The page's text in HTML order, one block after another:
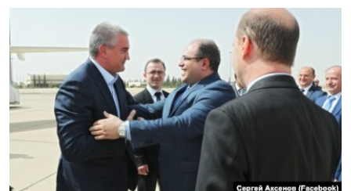
VİDEO
SÜRET
BLOGLAR
FİKİR
Русский